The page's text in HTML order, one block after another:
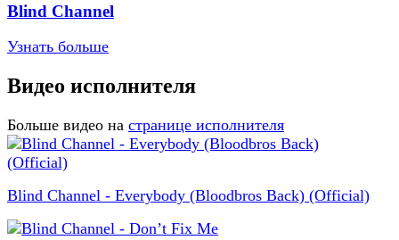
Blind Channel
Узнать больше
Видео исполнителя
Больше видео на странице исполнителя
Blind Channel - Everybody (Bloodbros Back) (Official)